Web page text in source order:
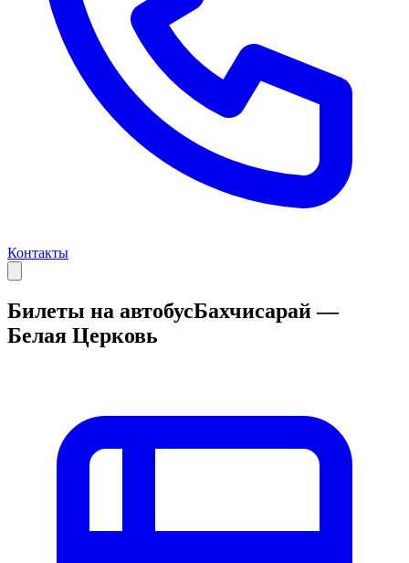
Контакты
Билеты на автобусБахчисарай —
Белая Церковь